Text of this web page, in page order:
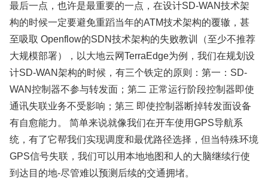
最后一点，也许是最重要的一点，在设计SD-WAN技术架
构的时候一定要避免重蹈当年的ATM技术架构的覆辙，甚
至吸取 Openflow的SDN技术架构的失败教训（至少不推荐
大规模部署），以大地云网TerraEdge为例，我们在规划设
计SD-WAN架构的时候，有三个铁定的原则：第一：SD-
WAN控制器不参与转发面；第二 正常运行阶段控制器即使
通讯失联业务不受影响；第三 即使控制器断掉转发面设备
有自愈能力。 简单来说就像我们在开车使用GPS导航系
统，有了它帮我们实现调度和最优路径选择，但当特殊环境
GPS信号失联，我们可以用本地地图和人的大脑继续行使
到达目的地-尽管难以预测后续的交通拥堵。